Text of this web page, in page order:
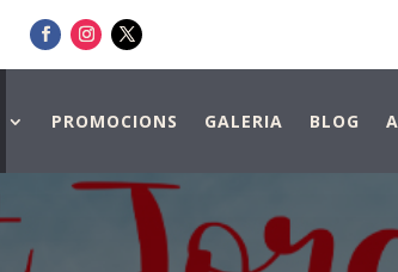
PROMOCIONS GALERIA BLOG